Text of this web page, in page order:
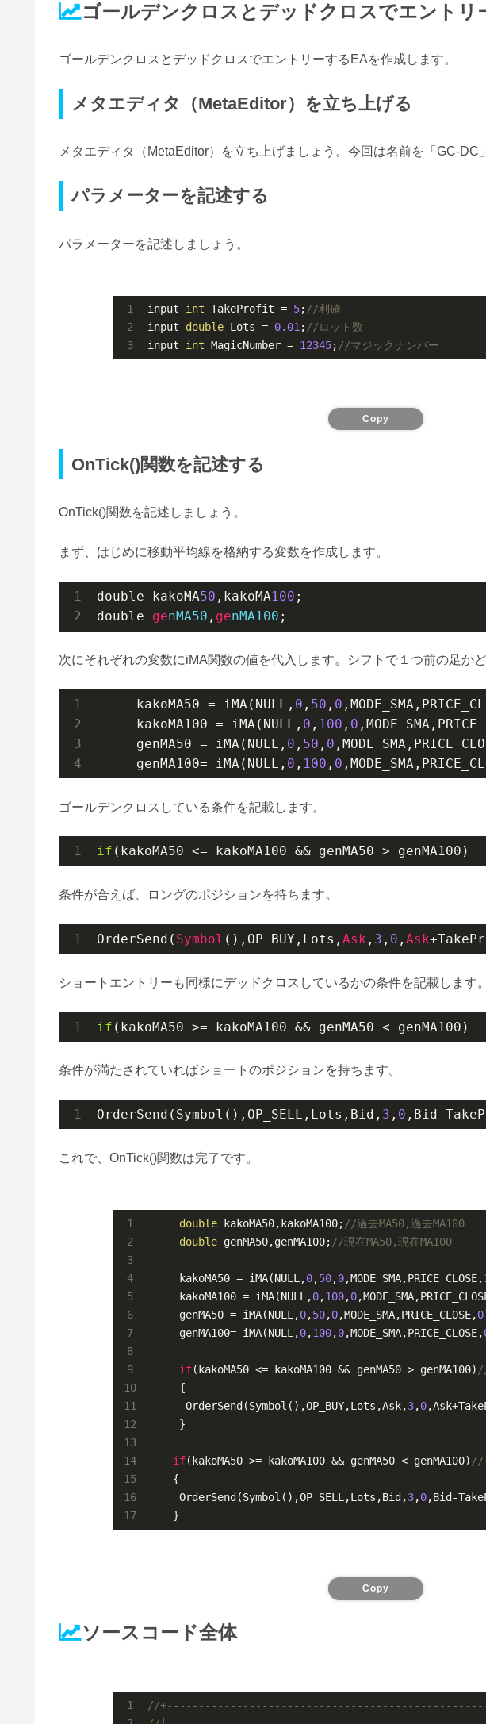
ゴールデンクロスとデッドクロスでエントリ
ゴールデンクロスとデッドクロスでエントリーするEAを作成します。
メタエディタ（MetaEditor）を立ち上げる
メタエディタ（MetaEditor）を立ち上げましょう。今回は名前を「GC-DC
パラメーターを記述する
パラメーターを記述しましょう。
input int TakeProfit = 5; //利確
input double Lots = 0.01; //ロット数
input int MagicNumber = 12345; //マジックナンバー
Copy
OnTick()関数を記述する
OnTick()関数を記述しましょう。
まず、はじめに移動平均線を格納する変数を作成します。
double kakoMA50 ,kakoMA100 ;
double genMA50 , genMA100 ;
次にそれぞれの変数にiMA関数の値を代入します。シフトで１つ前の足か
     kakoMA50 = iMA(NULL,
0 , 50 , 0
     kakoMA100 = iMA(NULL,
0 , 100 , 0
     genMA50 = iMA(NULL,
0 , 50 , 0
     genMA100= iMA(NULL,
0 , 100 , 0
ゴールデンクロスしている条件を記載します。
if (kakoMA50 <= kakoMA100 && genMA50 > genMA100)
条件が合えば、ロングのポジションを持ちます。
OrderSend( Symbol (),OP_BUY,Lots, Ask , 3 , 0 , Ask
ショートエントリーも同様にデッドクロスしているかの条件を記載します。
if (kakoMA50 >= kakoMA100 && genMA50 < genMA100)
条件が満たされていればショートのポジションを持ちます。
OrderSend(Symbol(),OP_SELL,Lots,Bid, 3 , 0 ,Bid-
これで、OnTick()関数は完了です。
double kakoMA50,kakoMA100; //過去MA50,過去MA100
double genMA50,genMA100; //現在MA50,現在MA100
     kakoMA50 = iMA(NULL,
0,50,0,MODE_SMA,PRICE_CLOSE,
     kakoMA100 = iMA(NULL,
0,100,0
     genMA50 = iMA(NULL,
0,50,0,MODE_SMA,PRICE_CLOSE,0
     genMA100= iMA(NULL,
0,100,0,MODE_SMA,PRICE_CLOSE,
if(kakoMA50 <= kakoMA100 && genMA50 > genMA100)
     {
      OrderSend(Symbol(),OP_BUY,Lots,Ask,
3,0
     }
if(kakoMA50 >= kakoMA100 && genMA50 < genMA100) //
    {
     OrderSend(Symbol(),OP_SELL,Lots,Bid,
3,0,Bid-
    }
Copy
ソースコード全体
//